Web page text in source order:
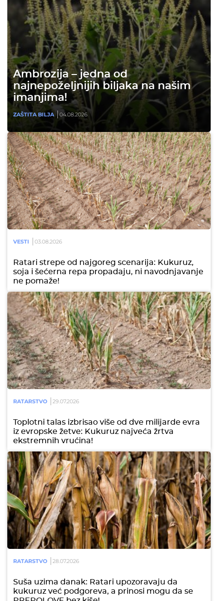
Ambrozija – jedna od
najnepoželjnijih biljaka na našim
imanjima!
ZAŠTITA BILJA 04.08.2026
VESTI 03.08.2026
Ratari strepe od najgoreg scenarija: Kukuruz,
soja i šećerna repa propadaju, ni navodnjavanje
ne pomaže!
RATARSTVO 29.07.2026
Toplotni talas izbrisao više od dve milijarde evra
iz evropske žetve: Kukuruz najveća žrtva
ekstremnih vrućina!
RATARSTVO 28.07.2026
Suša uzima danak: Ratari upozoravaju da
kukuruz već podgoreva, a prinosi mogu da se